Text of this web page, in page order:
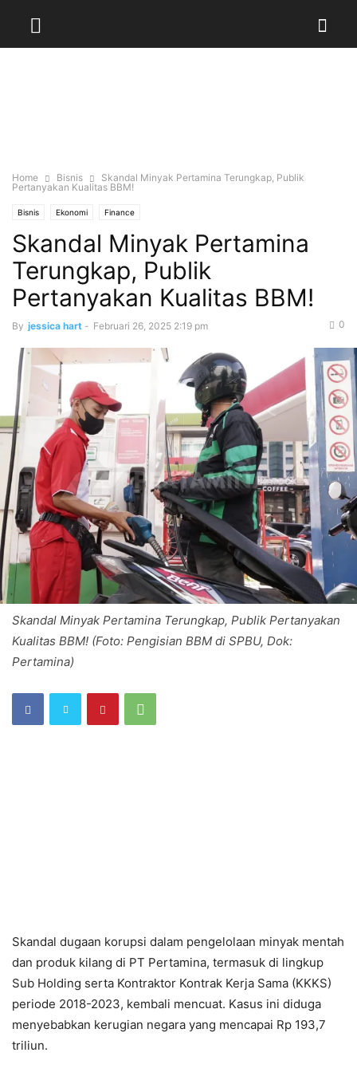
Home Bisnis
Skandal Minyak Pertamina Terungkap, Publik
Pertanyakan Kualitas BBM!
Bisnis Ekonomi Finance
Skandal Minyak Pertamina
Terungkap, Publik
Pertanyakan Kualitas BBM!
By jessica hart - Februari 26, 2025 2:19 pm 0
Skandal Minyak Pertamina Terungkap, Publik Pertanyakan
Kualitas BBM! (Foto: Pengisian BBM di SPBU, Dok:
Pertamina)
Skandal dugaan korupsi dalam pengelolaan minyak mentah
dan produk kilang di PT Pertamina, termasuk di lingkup
Sub Holding serta Kontraktor Kontrak Kerja Sama (KKKS)
periode 2018-2023, kembali mencuat. Kasus ini diduga
menyebabkan kerugian negara yang mencapai Rp 193,7
triliun.